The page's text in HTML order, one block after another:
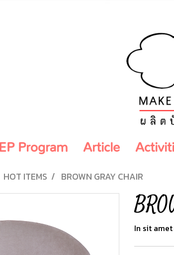
IEP Program Article
HOT ITEMS BROWN GRAY CHAIR
In sit